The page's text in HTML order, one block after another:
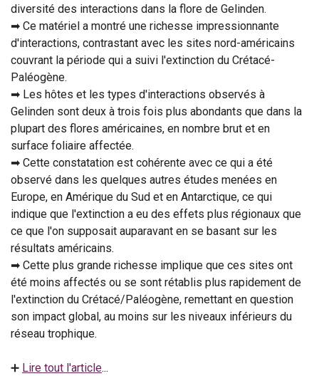
diversité des interactions dans la flore de Gelinden.
➡ Ce matériel a montré une richesse impressionnante
d'interactions, contrastant avec les sites nord-américains
couvrant la période qui a suivi l'extinction du Crétacé-
Paléogène.
➡ Les hôtes et les types d'interactions observés à
Gelinden sont deux à trois fois plus abondants que dans la
plupart des flores américaines, en nombre brut et en
surface foliaire affectée.
➡ Cette constatation est cohérente avec ce qui a été
observé dans les quelques autres études menées en
Europe, en Amérique du Sud et en Antarctique, ce qui
indique que l'extinction a eu des effets plus régionaux que
ce que l'on supposait auparavant en se basant sur les
résultats américains.
➡ Cette plus grande richesse implique que ces sites ont
été moins affectés ou se sont rétablis plus rapidement de
l'extinction du Crétacé/Paléogène, remettant en question
son impact global, au moins sur les niveaux inférieurs du
réseau trophique.
➕ Lire tout l'article...